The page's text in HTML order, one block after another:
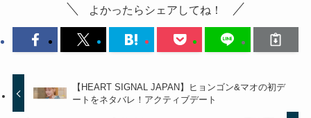
よかったらシェアしてね！
【HEART SIGNAL JAPAN】ヒョンゴン&マオの初デ
ートをネタバレ！アクティブデート